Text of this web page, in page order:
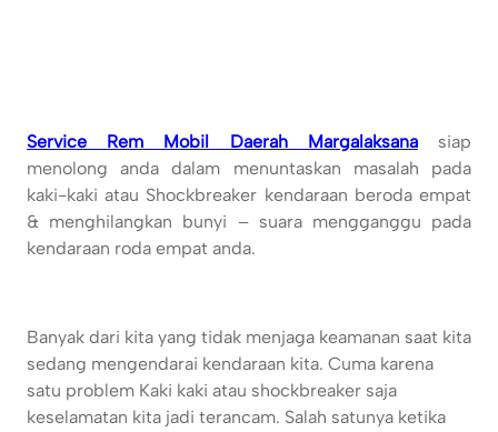
Service Rem Mobil Daerah Margalaksanasiap
menolong anda dalam menuntaskan masalah pada
kaki-kaki atau Shockbreaker kendaraan beroda empat
& menghilangkan bunyi – suara mengganggu pada
kendaraan roda empat anda.
Banyak dari kita yang tidak menjaga keamanan saat kita
sedang mengendarai kendaraan kita. Cuma karena
satu problem Kaki kaki atau shockbreaker saja
keselamatan kita jadi terancam. Salah satunya ketika